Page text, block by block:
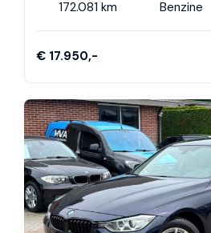
172.081 km Benzine
€ 17.950,-